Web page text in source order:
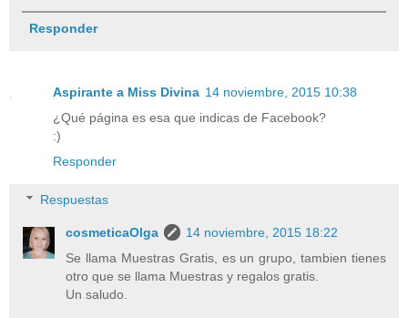
Responder
Aspirante a Miss Divina 14 noviembre, 2015 10:38
¿Qué página es esa que indicas de Facebook?
:)
Responder
Respuestas
cosmeticaOlga
14 noviembre, 2015 18:22
Se llama Muestras Gratis, es un grupo, tambien tienes
otro que se llama Muestras y regalos gratis.
Un saludo.